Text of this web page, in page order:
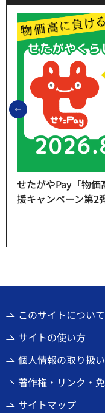
前のスライドを表示
せたがやPay「物
援キャンペーン第2
このサイトについて
サイトの使い方
個人情報の取り扱い
著作権・リンク・
サイトマップ